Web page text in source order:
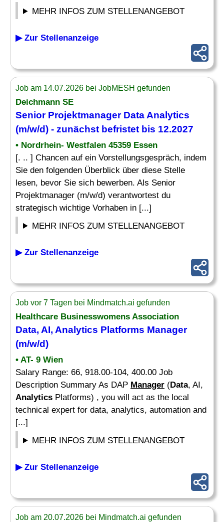
MEHR INFOS ZUM STELLENANGEBOT
▶ Zur Stellenanzeige
Job am 14.07.2026 bei JobMESH gefunden
Deichmann SE
Senior Projektmanager Data Analytics
(m/w/d) - zunächst befristet bis 12.2027
• Nordrhein- Westfalen 45359 Essen
[. .. ] Chancen auf ein Vorstellungsgespräch, indem
Sie den folgenden Überblick über diese Stelle
lesen, bevor Sie sich bewerben. Als Senior
Projektmanager (m/w/d) verantwortest du
strategisch wichtige Vorhaben in [...]
MEHR INFOS ZUM STELLENANGEBOT
▶ Zur Stellenanzeige
Job vor 7 Tagen bei Mindmatch.ai gefunden
Healthcare Businesswomens Association
Data, AI, Analytics Platforms Manager
(m/w/d)
• AT- 9 Wien
Salary Range: 66, 918.00-104, 400.00 Job
Description Summary As DAP Manager (Data, AI,
Analytics Platforms) , you will act as the local
technical expert for data, analytics, automation and
[...]
MEHR INFOS ZUM STELLENANGEBOT
▶ Zur Stellenanzeige
Job am 20.07.2026 bei Mindmatch.ai gefunden